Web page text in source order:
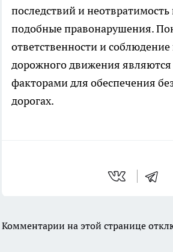
последствий и неотвратимость
подобные правонарушения.
ответственности и
дорожного движения
факторами для обеспечения
дорогах.
Комментарии на этой странице